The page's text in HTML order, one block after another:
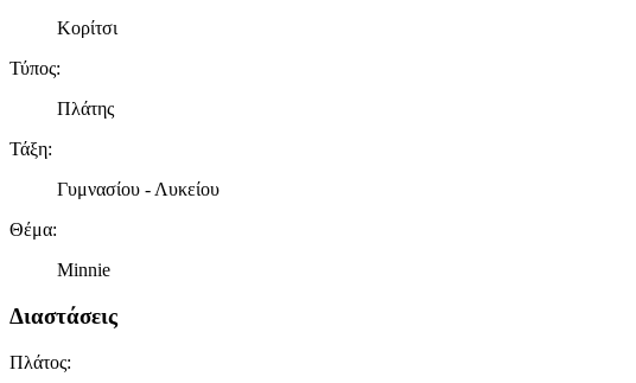
Κορίτσι
Τύπος:
Πλάτης
Τάξη:
Γυμνασίου - Λυκείου
Θέμα:
Minnie
Διαστάσεις
Πλάτος: